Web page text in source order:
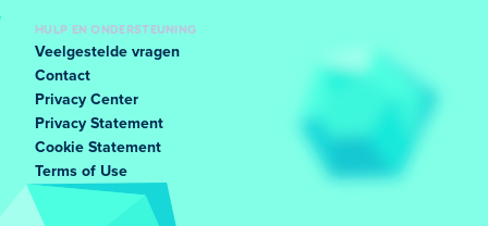
HULP EN ONDERSTEUNING
Veelgestelde vragen
Contact
Privacy Center
Privacy Statement
Cookie Statement
Terms of Use